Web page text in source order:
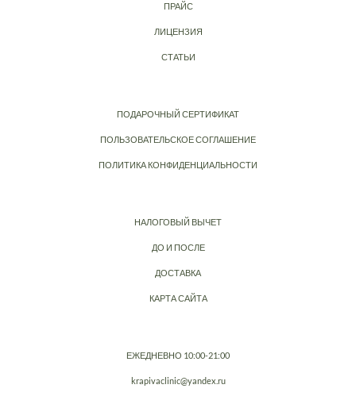
ПРАЙС
ЛИЦЕНЗИЯ
СТАТЬИ
ПОДАРОЧНЫЙ СЕРТИФИКАТ
ПОЛЬЗОВАТЕЛЬСКОЕ СОГЛАШЕНИЕ
ПОЛИТИКА КОНФИДЕНЦИАЛЬНОСТИ
НАЛОГОВЫЙ ВЫЧЕТ
ДО И ПОСЛЕ
ДОСТАВКА
КАРТА САЙТА
ЕЖЕДНЕВНО 10:00-21:00
krapivaclinic@yandex.ru